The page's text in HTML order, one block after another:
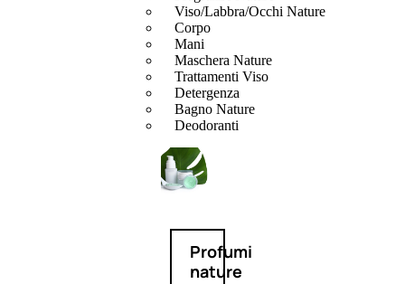
Viso/Labbra/Occhi Nature
Corpo
Mani
Maschera Nature
Trattamenti Viso
Detergenza
Bagno Nature
Deodoranti
Profumi
nature